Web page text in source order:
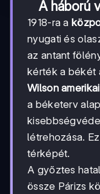
A háború
1918-ra a
nyugati és
az antant
kérték a békét
Wilson
a béketerv
létrehozása.
térképét.
A győztes
össze Párizs